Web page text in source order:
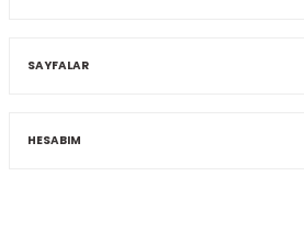
SAYFALAR
HESABIM